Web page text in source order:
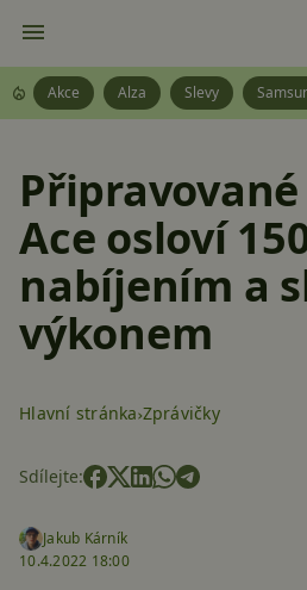
Akce Alza Slevy
Ace osloví
nabíjením a
výkonem
Hlavní stránka Zprávičky
Sdílejte:
Jakub Kárník
10.4.2022 18:00